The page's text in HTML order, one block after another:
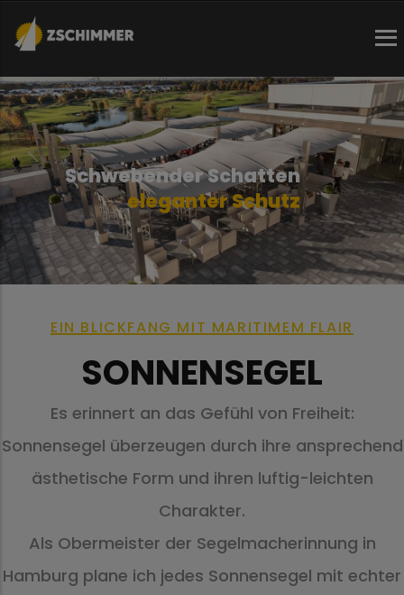
Direkt
zum
Inhalt
SchwebenderSchatten
eleganter Schutz
EIN BLICKFANG MIT MARITIMEM FLAIR
SONNENSEGEL
Es erinnert an das Gefühl von Freiheit:
Sonnensegel überzeugen durch ihre ansprechend
ästhetische Form und ihren luftig-leichten
Charakter.
Als Obermeister der Segelmacherinnung in
Hamburg plane ich jedes Sonnensegel mit echter